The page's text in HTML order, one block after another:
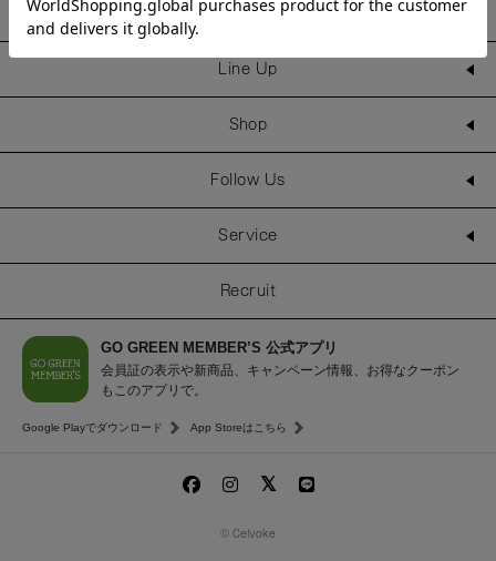
Information
Line Up
Shop
Follow Us
Service
Recruit
GO GREEN MEMBER’S 公式アプリ
会員証の表示や新商品、キャンペーン情報、お得なクーポン
もこのアプリで。
Google Playでダウンロード App Storeはこちら
© Celvoke